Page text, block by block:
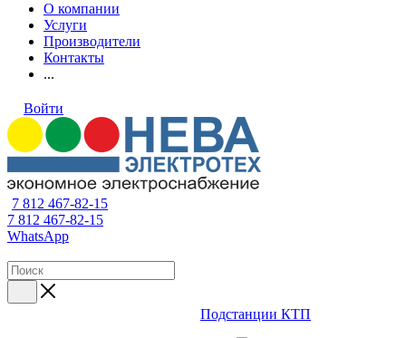
О компании
Услуги
Производители
Контакты
...
Войти
7 812 467-82-15
7 812 467-82-15
WhatsApp
Подстанции КТП